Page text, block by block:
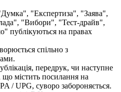
"Експертиза", "Заява",
"Вибори", "Тест-драйв",
публікуються на правах
спільно з
передрук, чи наступне
містить посилання на
/ UPG, суворо забороняється.